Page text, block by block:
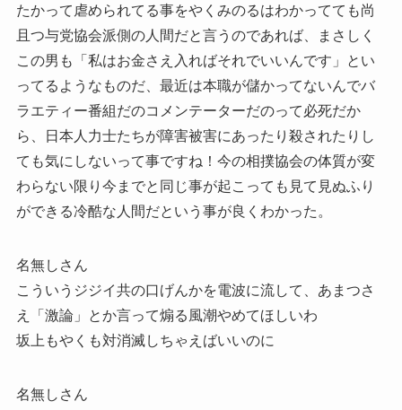
たかって虐められてる事をやくみのるはわかってても尚
且つ与党協会派側の人間だと言うのであれば、まさしく
この男も「私はお金さえ入ればそれでいいんです」とい
ってるようなものだ、最近は本職が儲かってないんでバ
ラエティー番組だのコメンテーターだのって必死だか
ら、日本人力士たちが障害被害にあったり殺されたりし
ても気にしないって事ですね！今の相撲協会の体質が変
わらない限り今までと同じ事が起こっても見て見ぬふり
ができる冷酷な人間だという事が良くわかった。
名無しさん
こういうジジイ共の口げんかを電波に流して、あまつさ
え「激論」とか言って煽る風潮やめてほしいわ
坂上もやくも対消滅しちゃえばいいのに
名無しさん